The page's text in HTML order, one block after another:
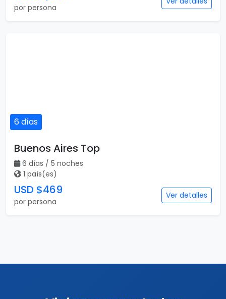
por persona
6 días
Buenos Aires Top
6 días / 5 noches
1 país(es)
USD $469
por persona
Ver detalles